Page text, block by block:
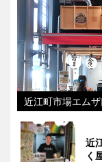
近江町市場エム
近
く